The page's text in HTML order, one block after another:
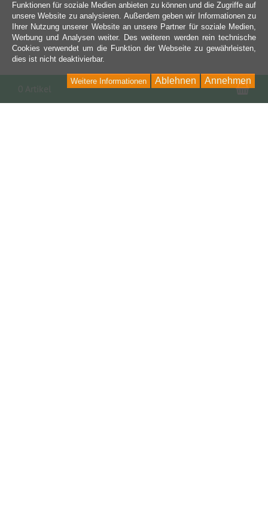
Funktionen für soziale Medien anbieten zu können und die Zugriffe auf
unsere Website zu analysieren. Außerdem geben wir Informationen zu
Ihrer Nutzung unserer Website an unsere Partner für soziale Medien,
Werbung und Analysen weiter. Des weiteren werden rein technische
Cookies verwendet um die Funktion der Webseite zu gewährleisten,
dies ist nicht deaktivierbar.
Annehmen
Ablehnen
Weitere Informationen